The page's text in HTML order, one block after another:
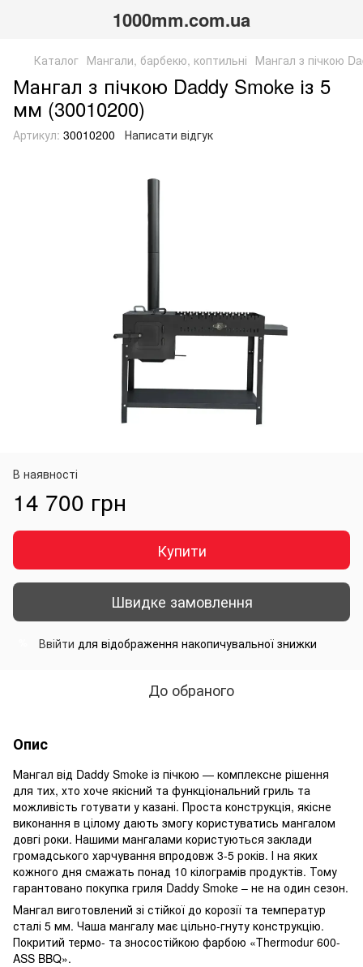
1000mm.com.ua
Каталог Мангали, барбекю, коптильні Мангал з пічкою
Мангал з пічкою Daddy Smoke із 5
мм (30010200)
Артикул: 30010200 Написати відгук
В наявності
14 700 грн
Купити
Швидке замовлення
Ввійти для відображення накопичувальної знижки
До обраного
Опис
Мангал від Daddy Smoke із пічкою — комплексне рішення
для тих, хто хоче якісний та функціональний гриль та
можливість готувати у казані. Проста конструкція, якісне
виконання в цілому дають змогу користуватись мангалом
довгі роки. Нашими мангалами користуються заклади
громадського харчування впродовж 3-5 років. І на яких
кожного дня смажать понад 10 кілограмів продуктів. Тому
гарантовано покупка гриля Daddy Smoke – не на один сезон.
Мангал виготовлений зі стійкої до корозії та температур
сталі 5 мм. Чаша мангалу має цільно-гнуту конструкцію.
Покритий термо- та зносостійкою фарбою «Thermodur 600-
ASS BBQ».